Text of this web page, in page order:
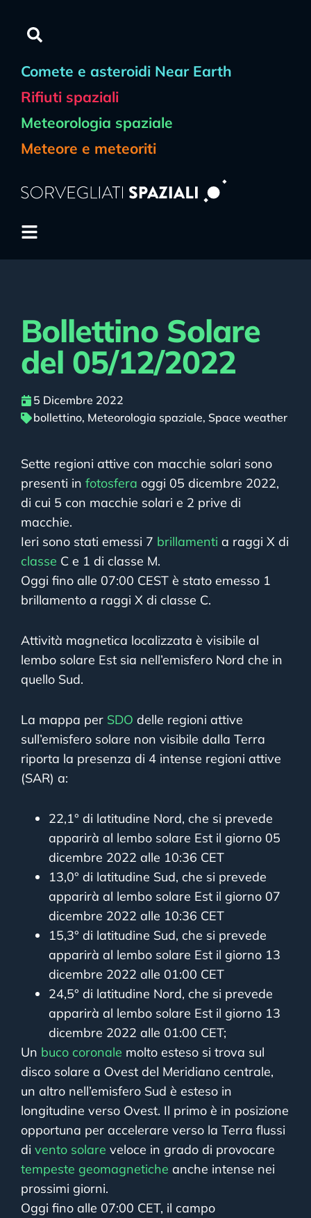
Comete e asteroidi Near Earth
Rifiuti spaziali
Meteorologia spaziale
Meteore e meteoriti
Bollettino Solare
del 05/12/2022
5 Dicembre 2022
bollettino, Meteorologia spaziale, Space weather
Sette regioni attive con macchie solari sono
presenti in fotosfera oggi 05 dicembre 2022,
di cui 5 con macchie solari e 2 prive di
macchie.
Ieri sono stati emessi 7 brillamenti a raggi X di
classe C e 1 di classe M.
Oggi fino alle 07:00 CEST è stato emesso 1
brillamento a raggi X di classe C.
Attività magnetica localizzata è visibile al
lembo solare Est sia nell’emisfero Nord che in
quello Sud.
La mappa per SDO delle regioni attive
sull’emisfero solare non visibile dalla Terra
riporta la presenza di 4 intense regioni attive
(SAR) a:
22,1° di latitudine Nord, che si prevede
apparirà al lembo solare Est il giorno 05
dicembre 2022 alle 10:36 CET
13,0° di latitudine Sud, che si prevede
apparirà al lembo solare Est il giorno 07
dicembre 2022 alle 10:36 CET
15,3° di latitudine Sud, che si prevede
apparirà al lembo solare Est il giorno 13
dicembre 2022 alle 01:00 CET
24,5° di latitudine Nord, che si prevede
apparirà al lembo solare Est il giorno 13
dicembre 2022 alle 01:00 CET;
Un buco coronale molto esteso si trova sul
disco solare a Ovest del Meridiano centrale,
un altro nell’emisfero Sud è esteso in
longitudine verso Ovest. Il primo è in posizione
opportuna per accelerare verso la Terra flussi
di vento solare veloce in grado di provocare
tempeste geomagnetiche anche intense nei
prossimi giorni.
Oggi fino alle 07:00 CET, il campo